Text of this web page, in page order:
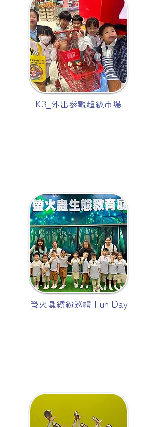
K3_外出參觀超級市場
螢火蟲繽紛巡禮 Fun Day